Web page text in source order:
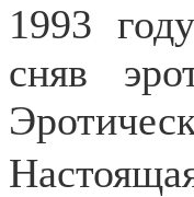
1993
сняв